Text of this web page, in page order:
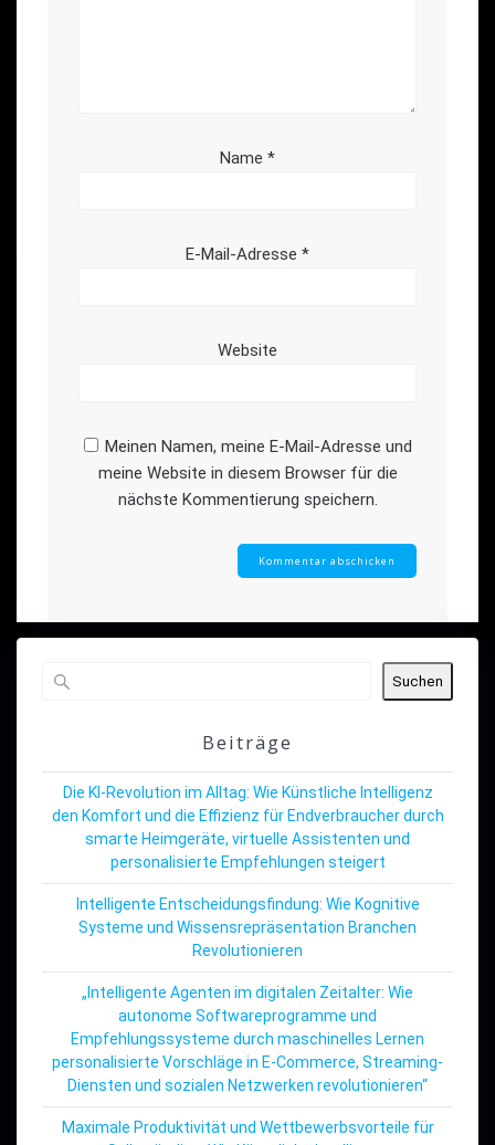
Name *
E-Mail-Adresse *
Website
Meinen Namen, meine E-Mail-Adresse und
meine Website in diesem Browser für die
nächste Kommentierung speichern.
Suchen
Beiträge
Die KI-Revolution im Alltag: Wie Künstliche Intelligenz
den Komfort und die Effizienz für Endverbraucher durch
smarte Heimgeräte, virtuelle Assistenten und
personalisierte Empfehlungen steigert
Intelligente Entscheidungsfindung: Wie Kognitive
Systeme und Wissensrepräsentation Branchen
Revolutionieren
„Intelligente Agenten im digitalen Zeitalter: Wie
autonome Softwareprogramme und
Empfehlungssysteme durch maschinelles Lernen
personalisierte Vorschläge in E-Commerce, Streaming-
Diensten und sozialen Netzwerken revolutionieren“
Maximale Produktivität und Wettbewerbsvorteile für